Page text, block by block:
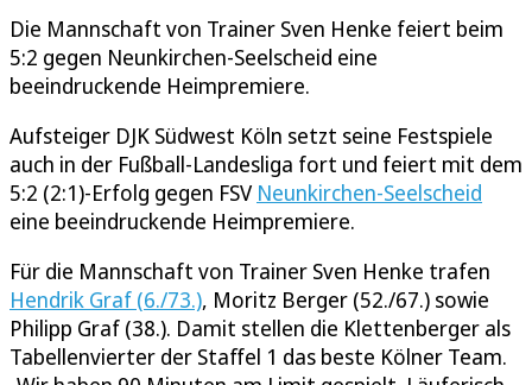
Die Mannschaft von Trainer Sven Henke feiert beim
5:2 gegen Neunkirchen-Seelscheid eine
beeindruckende Heimpremiere.
Aufsteiger DJK Südwest Köln setzt seine Festspiele
auch in der Fußball-Landesliga fort und feiert mit dem
5:2 (2:1)-Erfolg gegen FSV Neunkirchen-Seelscheid
eine beeindruckende Heimpremiere.
Für die Mannschaft von Trainer Sven Henke trafen
Hendrik Graf (6./73.), Moritz Berger (52./67.) sowie
Philipp Graf (38.). Damit stellen die Klettenberger als
Tabellenvierter der Staffel 1 das beste Kölner Team.